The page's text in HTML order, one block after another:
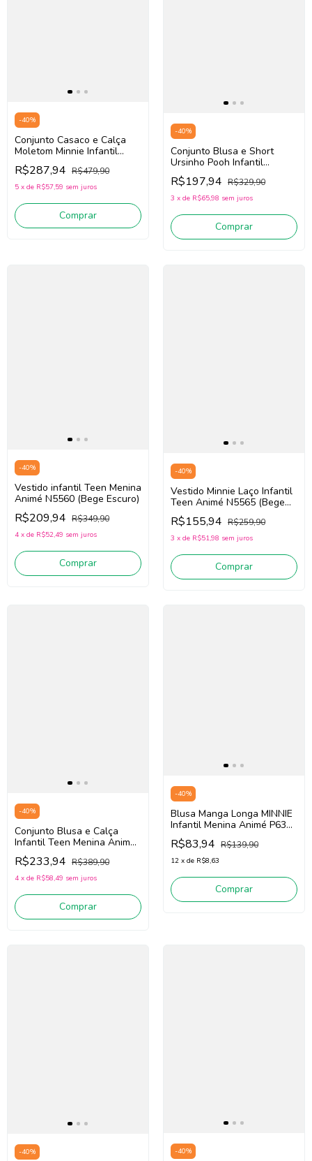
-40%
Conjunto Casaco e Calça
Moletom Minnie Infantil
Teen Menina Animé N5650
(Bege)
R$287,94 R$479,90
5 x de R$57,59 sem juros
Comprar
-40%
Conjunto Blusa e Short
Ursinho Pooh Infantil
Menina Animé P6510 (Off
White/Rosa)
R$197,94 R$329,90
3 x de R$65,98 sem juros
Comprar
-40%
Vestido infantil Teen Menina
Animé N5560 (Bege Escuro)
R$209,94 R$349,90
4 x de R$52,49 sem juros
Comprar
-40%
Vestido Minnie Laço Infantil
Teen Animé N5565 (Bege
Escuro)
R$155,94 R$259,90
3 x de R$51,98 sem juros
Comprar
-40%
Conjunto Blusa e Calça
Infantil Teen Menina Animé
N5739 (Off White/Preto)
R$233,94 R$389,90
4 x de R$58,49 sem juros
Comprar
-40%
Blusa Manga Longa MINNIE
Infantil Menina Animé P6351
(Preto)
R$83,94 R$139,90
12 x de R$8,63
Comprar
-40% -40%